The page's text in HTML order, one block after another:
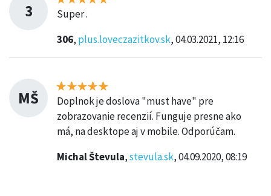
3
Super .
306, plus.loveczazitkov.sk, 04.03.2021, 12:16
MŠ
Doplnok je doslova "must have" pre
zobrazovanie recenzií. Funguje presne ako
má, na desktope aj v mobile. Odporúčam.
Michal Števula,stevula.sk, 04.09.2020, 08:19